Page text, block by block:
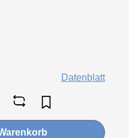
Datenblatt